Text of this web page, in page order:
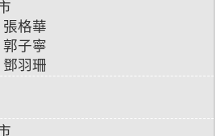
格華
子寧
羽珊